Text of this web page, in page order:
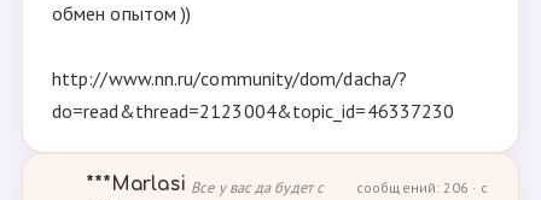
обмен опытом ))
http://www.nn.ru/community/dom/dacha/?
do=read&thread=2123004&topic_id=46337230
***Marlasi Все у вас да будет с
сообщений: 206 · с